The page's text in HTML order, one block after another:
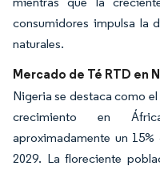
consumidores impulsa la
naturales.
Mercado de Té RTD en
Nigeria se destaca como
crecimiento en
aproximadamente un
2029. La floreciente